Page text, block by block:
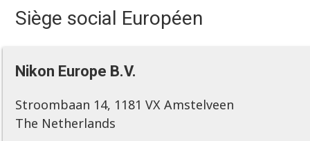
Siège social Européen
Nikon Europe B.V.
Stroombaan 14, 1181 VX Amstelveen
The Netherlands